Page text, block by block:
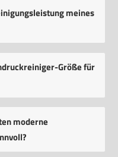
meines
Größe für
moderne